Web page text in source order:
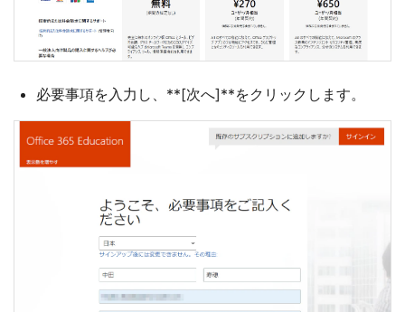
必要事項を入力し、**[次へ]**をクリックします。